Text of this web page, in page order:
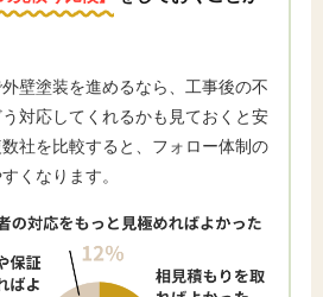
壁塗装を進めるなら、工事後の不
対応してくれるかも見ておくと安
社を比較すると、フォロー体制の
くなります。